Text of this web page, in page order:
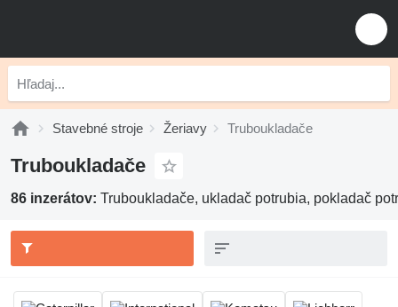
Stavebné stroje Žeriavy Truboukladače
Truboukladače
86 inzerátov: Truboukladače, ukladač potrubia, pokladač